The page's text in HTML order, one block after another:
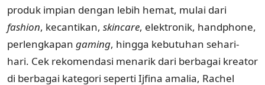
produk impian dengan lebih hemat, mulai dari
fashion, kecantikan, skincare, elektronik, handphone,
perlengkapan gaming, hingga kebutuhan sehari-
hari. Cek rekomendasi menarik dari berbagai kreator
di berbagai kategori seperti Ijfina amalia, Rachel